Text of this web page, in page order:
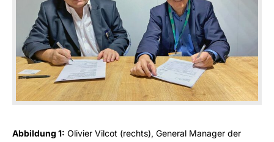
Abbildung 1: Olivier Vilcot (rechts), General Manager der